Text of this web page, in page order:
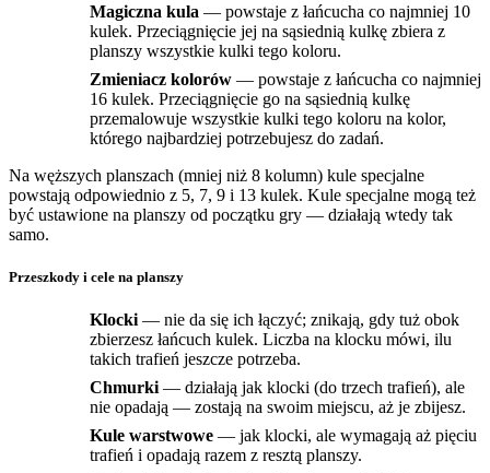
Magiczna kula — powstaje z łańcucha co najmniej 10
kulek. Przeciągnięcie jej na sąsiednią kulkę zbiera z
planszy wszystkie kulki tego koloru.
Zmieniacz kolorów — powstaje z łańcucha co najmniej
16 kulek. Przeciągnięcie go na sąsiednią kulkę
przemalowuje wszystkie kulki tego koloru na kolor,
którego najbardziej potrzebujesz do zadań.
Na węższych planszach (mniej niż 8 kolumn) kule specjalne
powstają odpowiednio z 5, 7, 9 i 13 kulek. Kule specjalne mogą też
być ustawione na planszy od początku gry — działają wtedy tak
samo.
Przeszkody i cele na planszy
Klocki — nie da się ich łączyć; znikają, gdy tuż obok
zbierzesz łańcuch kulek. Liczba na klocku mówi, ilu
takich trafień jeszcze potrzeba.
Chmurki — działają jak klocki (do trzech trafień), ale
nie opadają — zostają na swoim miejscu, aż je zbijesz.
Kule warstwowe — jak klocki, ale wymagają aż pięciu
trafień i opadają razem z resztą planszy.